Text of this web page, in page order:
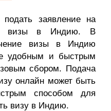
заявление на
визы в Индию. В
визы в Индию
удобным и быстрым
сбором. Подача
онлайн может быть
способом для
визу в Индию.